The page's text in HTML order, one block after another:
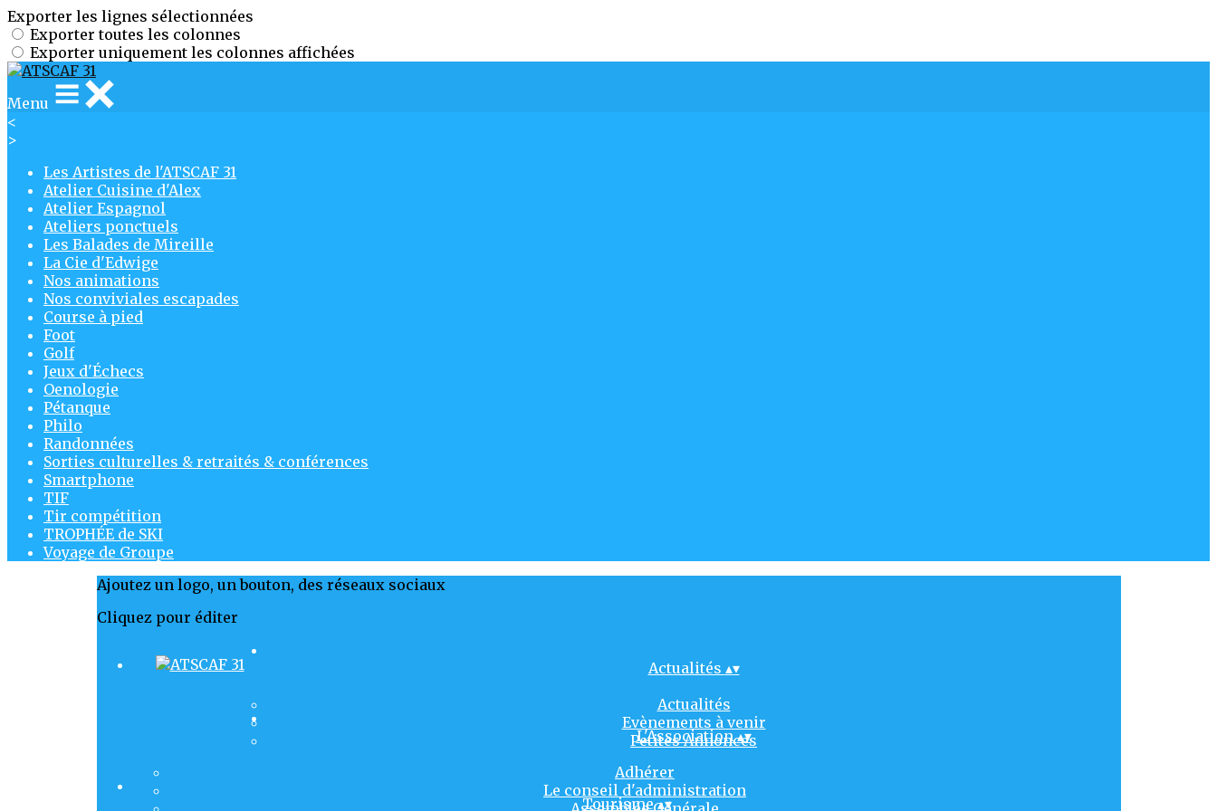
Exporter les lignes sélectionnées
Exporter toutes les colonnes
Exporter uniquement les colonnes affichées
Menu
<
>
Les Artistes de l'ATSCAF 31
Atelier Cuisine d'Alex
Atelier Espagnol
Ateliers ponctuels
Les Balades de Mireille
La Cie d'Edwige
Nos animations
Nos conviviales escapades
Course à pied
Foot
Golf
Jeux d'Échecs
Oenologie
Pétanque
Philo
Randonnées
Sorties culturelles & retraités & conférences
Smartphone
TIF
Tir compétition
TROPHÉE de SKI
Voyage de Groupe
Ajoutez un logo, un bouton, des réseaux sociaux
Cliquez pour éditer
Actualités ▴▾
Actualités
Evènements à venir
Petites Annonces
L'Association▴▾
Adhérer
Le conseil d'administration
Tourisme▴▾